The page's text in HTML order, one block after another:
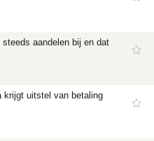
aandelen bij en dat
krijgt uitstel van betaling